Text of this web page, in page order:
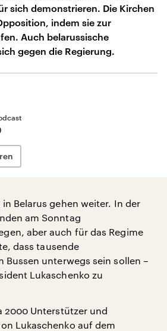
sich demonstrieren. Die Kirchen
indem sie zur
Auch belarussische
gegen die Regierung.
Belarus gehen weiter. In der
am Sonntag
aber auch für das Regime
dass tausende
Bussen unterwegs sein sollen –
Lukaschenko zu
2000 Unterstützer und
Lukaschenko auf dem